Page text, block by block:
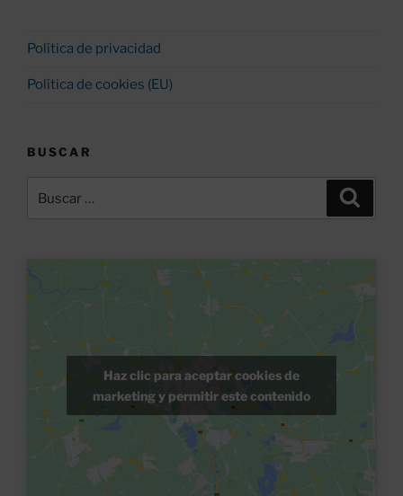
Política de privacidad
Política de cookies (EU)
BUSCAR
Haz clic para aceptar cookies de
marketing y permitir este contenido